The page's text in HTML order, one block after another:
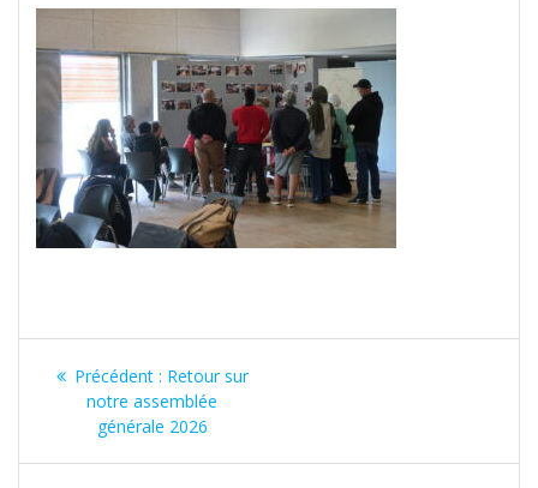
Navigation
l’article
Précédent : Article
précédent
Retour sur
notre assemblée
générale 2026